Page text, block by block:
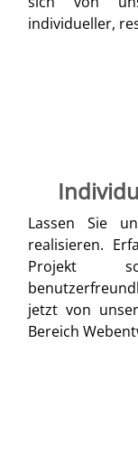
individueller,
Lassen Sie
realisieren.
Projekt
jetzt von
Bereich